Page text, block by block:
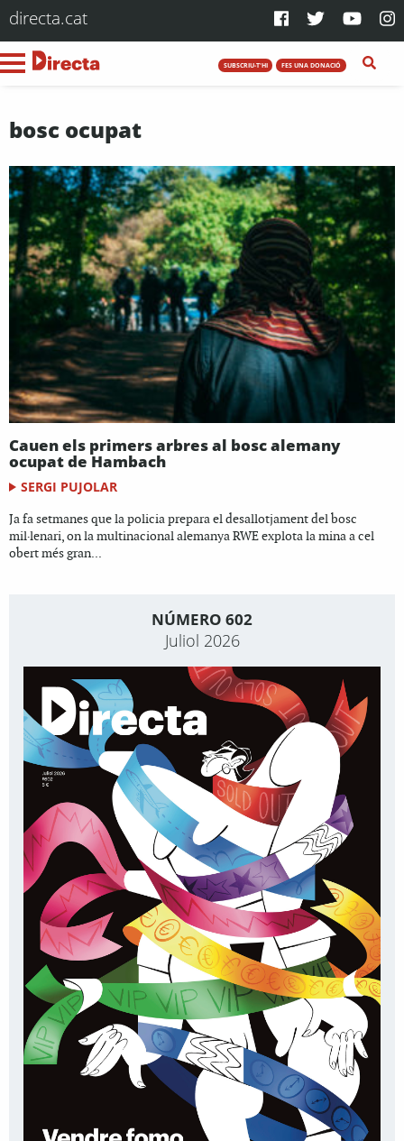
directa.cat
SUBSCRIU-T'HI FES UNA DONACIÓ
bosc ocupat
Cauen els primers arbres al bosc alemany
ocupat de Hambach
SERGI PUJOLAR
Ja fa setmanes que la policia prepara el desallotjament del bosc
mil·lenari, on la multinacional alemanya RWE explota la mina a cel
obert més gran...
NÚMERO 602
Juliol 2026